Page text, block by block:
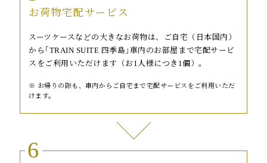
お荷物宅配サービス
スーツケースなどの大きなお荷物は、ご自宅（日本国内）
から｢TRAIN SUITE 四季島｣車内のお部屋まで宅配サービ
スをご利用いただけます（お1人様につき1個）。
お帰りの際も、車内からご自宅まで宅配サービスをご利用いただ
けます。
6